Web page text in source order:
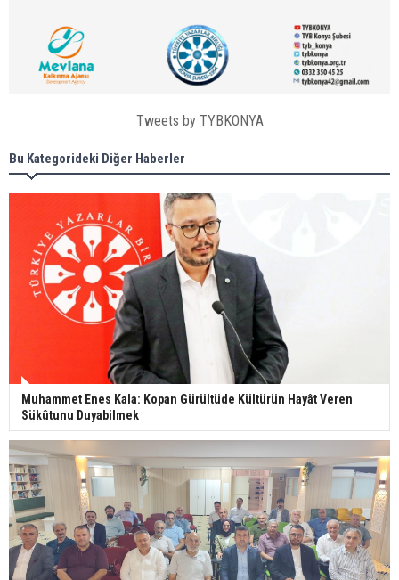
Tweets by TYBKONYA
Bu Kategorideki Diğer Haberler
Muhammet Enes Kala: Kopan Gürültüde Kültürün Hayât Veren
Sükûtunu Duyabilmek